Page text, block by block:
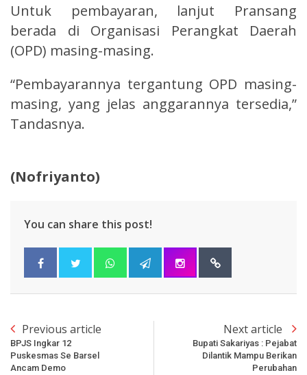
Untuk pembayaran, lanjut Pransang
berada di Organisasi Perangkat Daerah
(OPD) masing-masing.
“Pembayarannya tergantung OPD masing-
masing, yang jelas anggarannya tersedia,”
Tandasnya.
(Nofriyanto)
You can share this post!
Previous article
BPJS Ingkar 12
Puskesmas Se Barsel
Ancam Demo
Next article
Bupati Sakariyas : Pejabat
Dilantik Mampu Berikan
Perubahan